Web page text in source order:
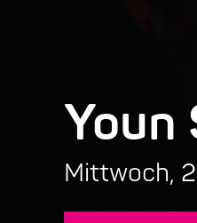
Youn
Mittwoch,